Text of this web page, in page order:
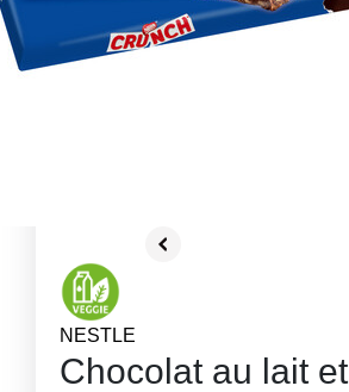
NESTLE
Chocolat au lait et